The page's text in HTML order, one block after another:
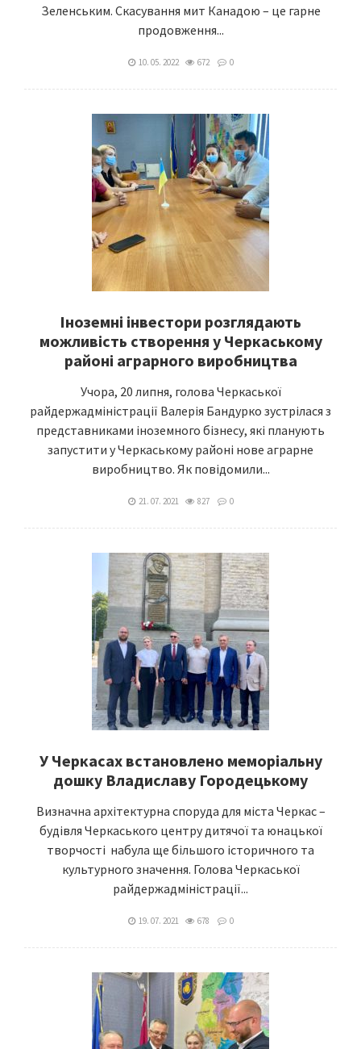
Зеленським. Скасування мит Канадою – це гарне
продовження...
10. 05. 2022 672 0
Іноземні інвестори розглядають
можливість створення у Черкаському
районі аграрного виробництва
Учора, 20 липня, голова Черкаської
райдержадміністрації Валерія Бандурко зустрілася з
представниками іноземного бізнесу, які планують
запустити у Черкаському районі нове аграрне
виробництво. Як повідомили...
21. 07. 2021 827 0
У Черкасах встановлено меморіальну
дошку Владиславу Городецькому
Визначна архітектурна споруда для міста Черкас –
будівля Черкаського центру дитячої та юнацької
творчості набула ще більшого історичного та
культурного значення. Голова Черкаської
райдержадміністрації...
19. 07. 2021 678 0